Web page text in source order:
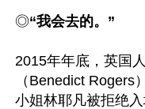
◎“我会去的。”
2015年年底，英国
（Benedict Rogers
小姐林耶凡被拒绝